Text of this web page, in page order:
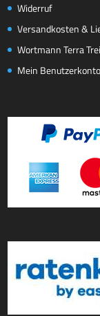
Widerruf
Versandkosten &
Wortmann Terra
Mein Benutzerkonto